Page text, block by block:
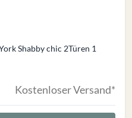
Shabby chic 2Türen 1
Kostenloser Versand*